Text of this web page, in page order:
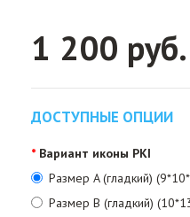
1 200 руб.
ДОСТУПНЫЕ ОПЦИИ
Вариант иконы PKI
Размер A (гладкий)
Размер B (гладкий)